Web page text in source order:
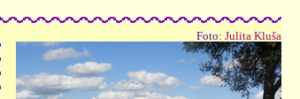
Foto: Julita Kluša